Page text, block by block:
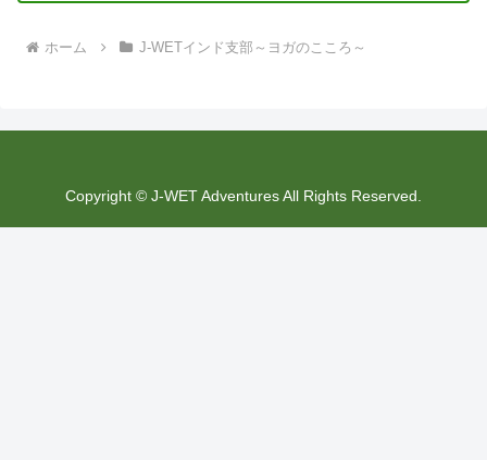
ホーム J-WETインド支部～ヨガのこころ～
Copyright © J-WET Adventures All Rights Reserved.